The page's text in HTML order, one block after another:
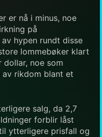
er nå i minus, noe
på
hypen rundt disse
lommebøker klart
dollar, noe som
av rikdom blant et
salg, da 2,7
forblir låst
ytterligere prisfall og